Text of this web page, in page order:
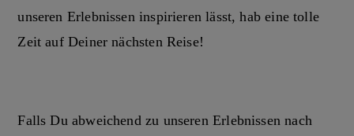
unseren Erlebnissen inspirieren lässt, hab eine tolle
Zeit auf Deiner nächsten Reise!
Falls Du abweichend zu unseren Erlebnissen nach